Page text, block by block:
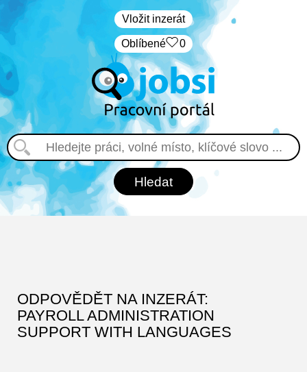
Vložit inzerát
Oblíbené 0
ODPOVĚDĚT NA INZERÁT:
PAYROLL ADMINISTRATION
SUPPORT WITH LANGUAGES